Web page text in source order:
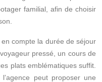
familial, afin de choisir
compte la durée de séjour
pressé, un cours de
plats emblématiques suffit.
peut proposer une